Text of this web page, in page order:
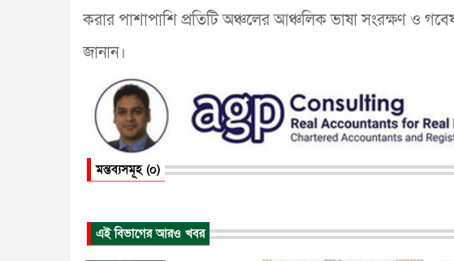
করার পাশাপাশি প্রতিটি অঞ্চলের আঞ্চলিক ভাষা সংরক্ষণ ও
জানান।
মন্তব্যসমূহ (০)
এই বিভাগের আরও খবর